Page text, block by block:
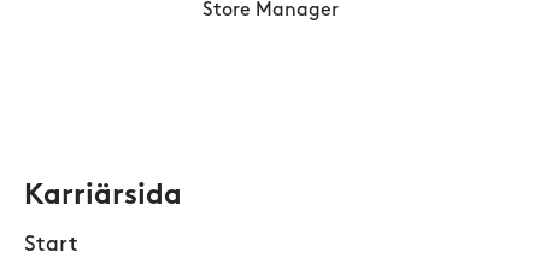
Store Manager
Karriärsida
Start